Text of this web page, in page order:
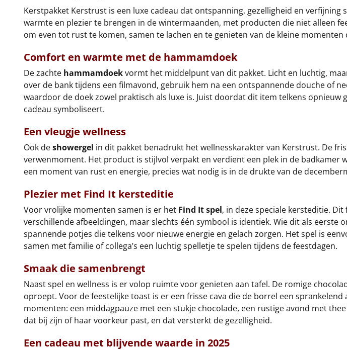
Kerstpakket Kerstrust is een luxe cadeau dat ontspanning, gezelligheid en
warmte en plezier te brengen in de wintermaanden, met producten die niet alleen
om even tot rust te komen, samen te lachen en te genieten van de kleine
Comfort en warmte met de hammamdoek
De zachte hammamdoekvormt het middelpunt van dit pakket. Licht en luchtig,
over de bank tijdens een filmavond, gebruik hem na een ontspannende douche of
waardoor de doek zowel praktisch als luxe is. Juist doordat dit item telkens
cadeau symboliseert.
Een vleugje wellness
Ook deshowergel in dit pakket benadrukt het wellnesskarakter van Kerstrust. De
verwenmoment. Het product is stijlvol verpakt en verdient een plek in de
een moment van rust en energie, precies wat nodig is in de drukte van de
Plezier met Find It kersteditie
Voor vrolijke momenten samen is er het Find It spel, in deze speciale kersteditie.
verschillende afbeeldingen, maar slechts één symbool is identiek. Wie dit als
spannende potjes die telkens voor nieuwe energie en gelach zorgen. Het spel is
samen met familie of collega’s een luchtig spelletje te spelen tijdens de feestdagen.
Smaak die samenbrengt
Naast spel en wellness is er volop ruimte voor genieten aan tafel. De romige
oproept. Voor de feestelijke toast is er een frisse cava die de borrel een
momenten: een middagpauze met een stukje chocolade, een rustige avond met
dat bij zijn of haar voorkeur past, en dat versterkt de gezelligheid.
Een cadeau met blijvende waarde in 2025